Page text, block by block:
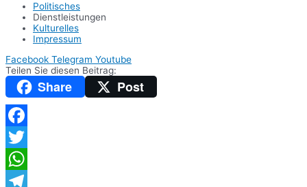
Politisches
Dienstleistungen
Kulturelles
Impressum
Facebook Telegram Youtube
Teilen Sie diesen Beitrag:
Share Post
Facebook
Twitter
WhatsApp